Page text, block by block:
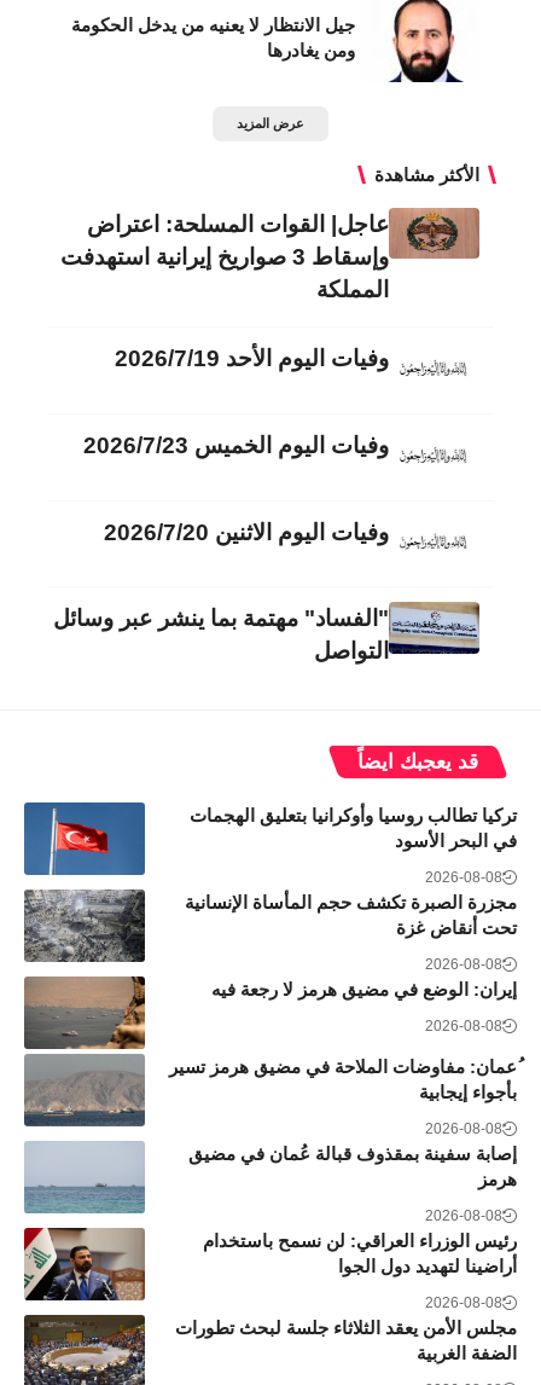
جيل الانتظار لا يعنيه من يدخل الحكومة
ومن يغادرها
عرض المزيد
الأكثر مشاهدة
عاجل| القوات المسلحة: اعتراض
وإسقاط 3 صواريخ إيرانية استهدفت
المملكة
وفيات اليوم الأحد 2026/7/19
وفيات اليوم الخميس 2026/7/23
وفيات اليوم الاثنين 2026/7/20
"الفساد" مهتمة بما ينشر عبر وسائل
التواصل
قد يعجبك ايضاً
تركيا تطالب روسيا وأوكرانيا بتعليق الهجمات
في البحر الأسود
2026-08-08
مجزرة الصبرة تكشف حجم المأساة الإنسانية
تحت أنقاض غزة
2026-08-08
إيران: الوضع في مضيق هرمز لا رجعة فيه
2026-08-08
ُعمان: مفاوضات الملاحة في مضيق هرمز تسير
بأجواء إيجابية
2026-08-08
إصابة سفينة بمقذوف قبالة عُمان في مضيق
هرمز
2026-08-08
رئيس الوزراء العراقي: لن نسمح باستخدام
أراضينا لتهديد دول الجوا
2026-08-08
مجلس الأمن يعقد الثلاثاء جلسة لبحث تطورات
الضفة الغربية